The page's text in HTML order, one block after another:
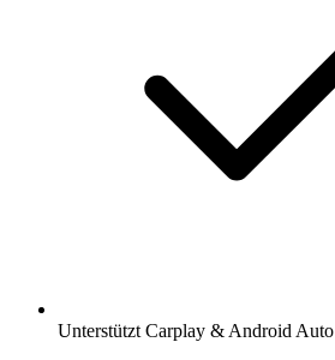
Unterstützt Carplay & Android Auto